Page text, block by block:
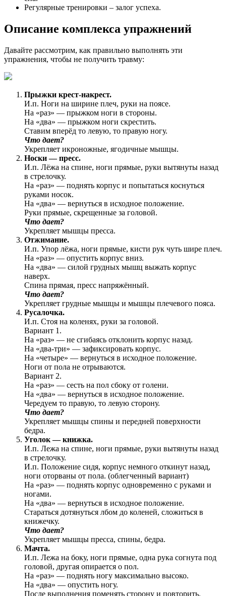
Регулярные тренировки – залог успеха.
Описание комплекса упражнений
Давайте рассмотрим, как правильно выполнять эти
упражнения, чтобы не получить травму:
Прыжки крест-накрест.
И.п. Ноги на ширине плеч, руки на поясе.
На «раз» — прыжком ноги в стороны.
На «два» — прыжком ноги скрестить.
Ставим вперёд то левую, то правую ногу.
Что дает?
Укрепляет икроножные, ягодичные мышцы.
Носки — пресс.
И.п. Лёжа на спине, ноги прямые, руки вытянуты назад
в стрелочку.
На «раз» — поднять корпус и попытаться коснуться
руками носок.
На «два» — вернуться в исходное положение.
Руки прямые, скрещенные за головой.
Что дает?
Укрепляет мышцы пресса.
Отжимание.
И.п. Упор лёжа, ноги прямые, кисти рук чуть шире плеч.
На «раз» — опустить корпус вниз.
На «два» — силой грудных мышц выжать корпус
наверх.
Спина прямая, пресс напряжённый.
Что дает?
Укрепляет грудные мышцы и мышцы плечевого пояса.
Русалочка.
И.п. Стоя на коленях, руки за головой.
Вариант 1.
На «раз» — не сгибаясь отклонить корпус назад.
На «два-три» — зафиксировать корпус.
На «четыре» — вернуться в исходное положение.
Ноги от пола не отрываются.
Вариант 2.
На «раз» — сесть на пол сбоку от голени.
На «два» — вернуться в исходное положение.
Чередуем то правую, то левую сторону.
Что дает?
Укрепляет мышцы спины и передней поверхности
бедра.
Уголок — книжка.
И.п. Лежа на спине, ноги прямые, руки вытянуты назад
в стрелочку.
И.п. Положение сидя, корпус немного откинут назад,
ноги оторваны от пола. (облегченный вариант)
На «раз» — поднять корпус одновременно с руками и
ногами.
На «два» — вернуться в исходное положение.
Стараться дотянуться лбом до коленей, сложиться в
книжечку.
Что дает?
Укрепляет мышцы пресса, спины, бедра.
Мачта.
И.п. Лежа на боку, ноги прямые, одна рука согнута под
головой, другая опирается о пол.
На «раз» — поднять ногу максимально высоко.
На «два» — опустить ногу.
После выполнения поменять сторону и повторить.